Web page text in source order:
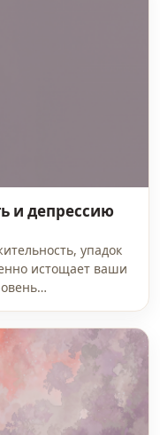
и депрессию
упадок
истощает ваши